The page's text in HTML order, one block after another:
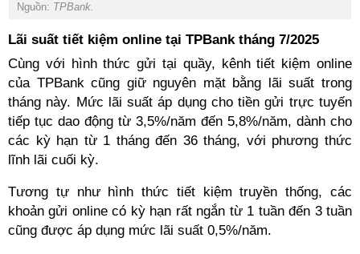
Nguồn: TPBank.
Lãi suất tiết kiệm online tại TPBank tháng 7/2025
Cùng với hình thức gửi tại quầy, kênh tiết kiệm online
của TPBank cũng giữ nguyên mặt bằng lãi suất trong
tháng này. Mức lãi suất áp dụng cho tiền gửi trực tuyến
tiếp tục dao động từ 3,5%/năm đến 5,8%/năm, dành cho
các kỳ hạn từ 1 tháng đến 36 tháng, với phương thức
lĩnh lãi cuối kỳ.
Tương tự như hình thức tiết kiệm truyền thống, các
khoản gửi online có kỳ hạn rất ngắn từ 1 tuần đến 3 tuần
cũng được áp dụng mức lãi suất 0,5%/năm.